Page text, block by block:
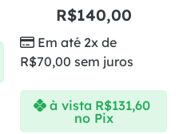
R$140,00
Em até 2x de
R$70,00 sem juros
à vista R$131,60
no Pix